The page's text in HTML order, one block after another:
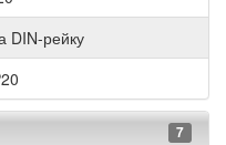
DIN-рейку
7